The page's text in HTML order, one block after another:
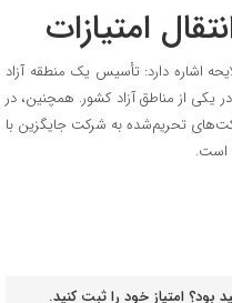
امتیازات
اشاره دارد: تأسیس یک منطقه آزاد
یکی از مناطق آزاد کشور. همچنین، در
شرکت‌های تحریم‌شده به شرکت جایگزین با
است.
بود؟ امتیاز خود را ثبت کنید.